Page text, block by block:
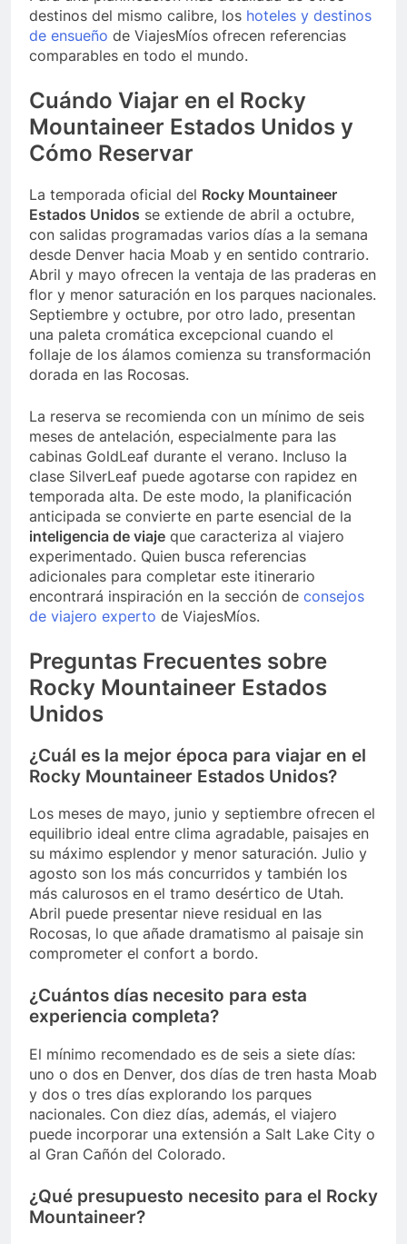
destinos del mismo calibre, los hoteles y destinos
de ensueño de ViajesMíos ofrecen referencias
comparables en todo el mundo.
Cuándo Viajar en el Rocky
Mountaineer Estados Unidos y
Cómo Reservar
La temporada oficial del Rocky Mountaineer
Estados Unidos se extiende de abril a octubre,
con salidas programadas varios días a la semana
desde Denver hacia Moab y en sentido contrario.
Abril y mayo ofrecen la ventaja de las praderas en
flor y menor saturación en los parques nacionales.
Septiembre y octubre, por otro lado, presentan
una paleta cromática excepcional cuando el
follaje de los álamos comienza su transformación
dorada en las Rocosas.
La reserva se recomienda con un mínimo de seis
meses de antelación, especialmente para las
cabinas GoldLeaf durante el verano. Incluso la
clase SilverLeaf puede agotarse con rapidez en
temporada alta. De este modo, la planificación
anticipada se convierte en parte esencial de la
inteligencia de viaje que caracteriza al viajero
experimentado. Quien busca referencias
adicionales para completar este itinerario
encontrará inspiración en la sección de consejos
de viajero experto de ViajesMíos.
Preguntas Frecuentes sobre
Rocky Mountaineer Estados
Unidos
¿Cuál es la mejor época para viajar en el
Rocky Mountaineer Estados Unidos?
Los meses de mayo, junio y septiembre ofrecen el
equilibrio ideal entre clima agradable, paisajes en
su máximo esplendor y menor saturación. Julio y
agosto son los más concurridos y también los
más calurosos en el tramo desértico de Utah.
Abril puede presentar nieve residual en las
Rocosas, lo que añade dramatismo al paisaje sin
comprometer el confort a bordo.
¿Cuántos días necesito para esta
experiencia completa?
El mínimo recomendado es de seis a siete días:
uno o dos en Denver, dos días de tren hasta Moab
y dos o tres días explorando los parques
nacionales. Con diez días, además, el viajero
puede incorporar una extensión a Salt Lake City o
al Gran Cañón del Colorado.
¿Qué presupuesto necesito para el Rocky
Mountaineer?